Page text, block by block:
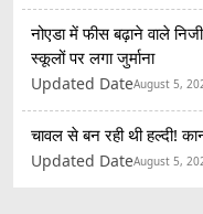
नोएडा में फीस बढ़ाने वाले
स्कूलों पर लगा जुर्माना
Updated DateAugust 5,
चावल से बन रही थी हल्दी!
Updated DateAugust 5,